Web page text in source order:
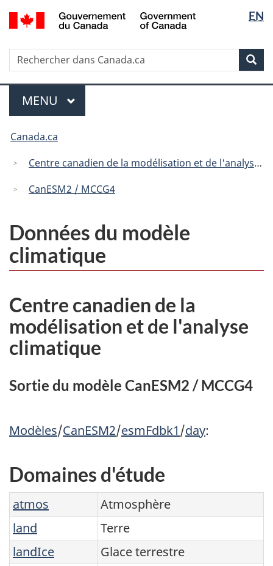
Passer
au
principal
Passer
à
sujet
du
gouvernement »
Passer
à
version
HTML
simplifiée
la
langue
EN
Recherche
Rechercher
dans
Canada.ca
Menu
MENU PRINCIPAL
êtes
ici
Canada.ca
Centre canadien de la modélisation et de l'analyse climatique
CanESM2 / MCCG4
Données du modèle
climatique
Centre canadien de la
modélisation et de l'analyse
climatique
Sortie du modèle CanESM2 / MCCG4
Modèles/CanESM2/esmFdbk1/day:
Domaines d'étude
atmos
Atmosphère
land
Terre
landIce
Glace terrestre